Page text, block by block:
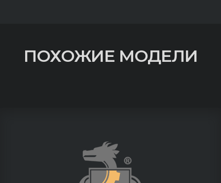
ПОХОЖИЕ МОДЕЛИ